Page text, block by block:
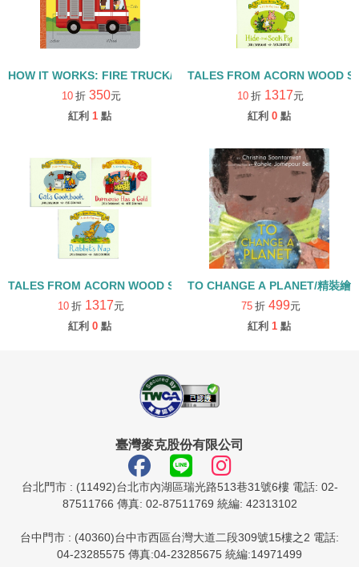
HOW IT WORKS: FIRE TRUCK/硬頁書
10 折 350元
紅利 1 點
TALES FROM ACORN WOOD
10 折 1317元
紅利 0 點
TALES FROM ACORN WOOD STORY COLLECTION 生活日常組/
10 折 1317元
紅利 0 點
TO CHANGE A PLANET/精裝繪
75 折 499元
紅利 1 點
臺灣麥克股份有限公司
台北門市 : (11492)台北市內湖區瑞光路513巷31號6樓 電話: 02-
87511766 傳真: 02-87511769 統編: 42313102
台中門市 : (40360)台中市西區台灣大道二段309號15樓之2 電話:
04-23285575 傳真:04-23285675 統編:14971499